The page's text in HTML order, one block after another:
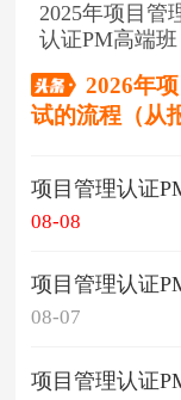
2025年项目管
认证PM高端班
2026年
试的流程（从
项目管理认证
08-08
项目管理认证
08-07
项目管理认证